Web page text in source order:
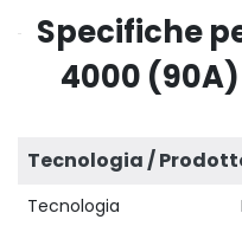
Specifiche
4000 (90A)
Tecnologia /
Tecnologia